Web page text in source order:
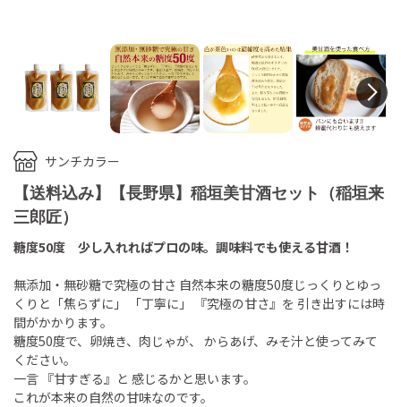
サンチカラー
【送料込み】【長野県】稲垣美甘酒セット（稲垣来
三郎匠）
糖度50度 少し入れればプロの味。調味料でも使える甘酒！
無添加・無砂糖で究極の甘さ 自然本来の糖度50度じっくりとゆっ
くりと「焦らずに」 「丁寧に」 『究極の甘さ』を 引き出すには時
間がかかります。
糖度50度で、卵焼き、肉じゃが、 からあげ、みそ汁と使ってみて
ください。
一言 『甘すぎる』と 感じるかと思います。
これが本来の自然の甘味なのです。